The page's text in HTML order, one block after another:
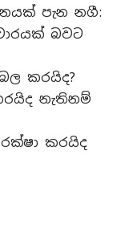
පැන නගී:
බවට
කරයිද?
නැතිනම්
කරයිද